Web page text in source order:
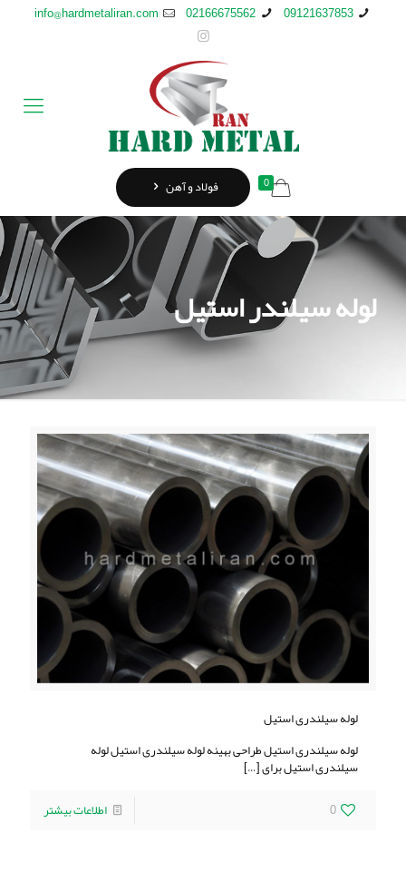
09121637853
02166675562
info@hardmetaliran.com
0 فولاد و آهن
لوله سیلندر استیل
لوله سیلندری استیل
لوله سیلندری استیل طراحی بهینه لوله سیلندری استیل لوله
سیلندری استیل برای[…]
0
اطلاعات بیشتر